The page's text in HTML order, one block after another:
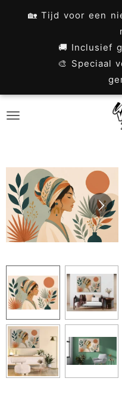
🏡 Tijd voor een
🚚 Inclusief
🎨 Speciaal